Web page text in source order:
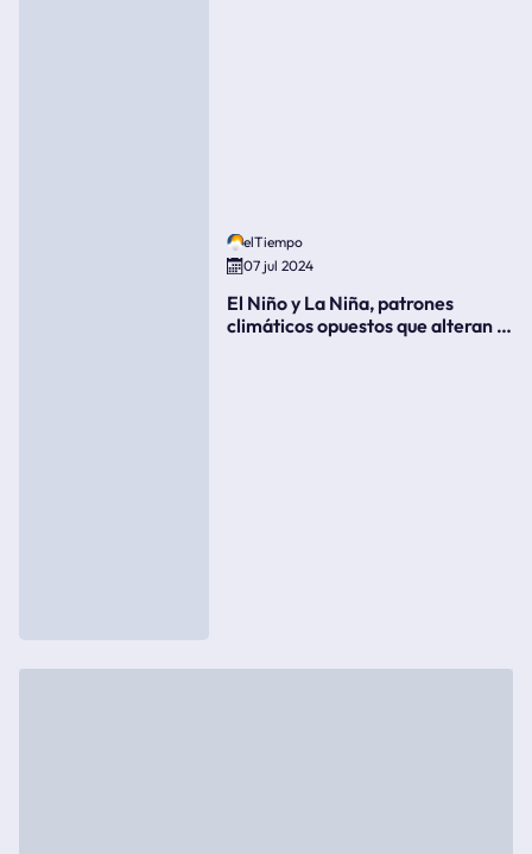
elTiempo
07 jul 2024
El Niño y La Niña, patrones
climáticos opuestos que alteran la